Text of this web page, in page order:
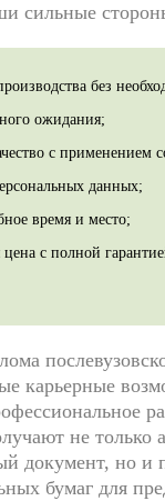
сильные
без
ожидания;
с применением
данных;
время и место;
цена с полной
карьерные
не только
документ, но и
бумаг для